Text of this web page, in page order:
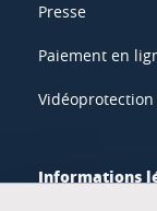
Presse
Paiement en
Vidéoprotection
Informations